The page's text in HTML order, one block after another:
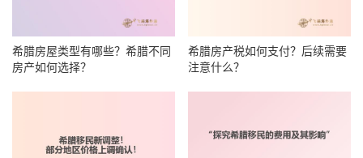
希腊房屋类型有哪些？希腊不同
房产如何选择？
希腊房产税如何支付？后续需要
注意什么？